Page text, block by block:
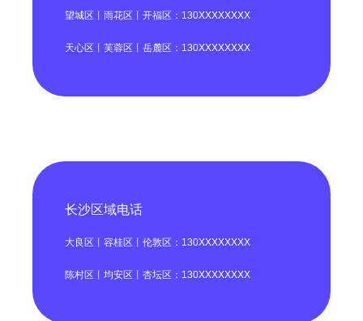
望城区丨雨花区丨开福区：130XXXXXXXX
天心区丨芙蓉区丨岳麓区：130XXXXXXXX
长沙区域电话
大良区丨容桂区丨伦敦区：130XXXXXXXX
陈村区丨均安区丨杏坛区：130XXXXXXXX